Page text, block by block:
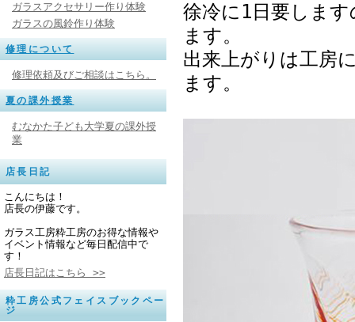
ガラスアクセサリー作り体験
ガラスの風鈴作り体験
修理について
修理依頼及びご相談はこちら。
夏の課外授業
むなかた子ども大学夏の課外授
業
店長日記
こんにちは！
店長の伊藤です。
ガラス工房粋工房のお得な情報や
イベント情報など毎日配信中で
す！
店長日記はこちら >>
粋工房公式フェイスブックペー
ジ
徐冷に1日要しま
ます。
出来上がりは工房
ます。